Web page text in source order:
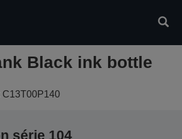
Black ink bottle
C13T00P140
série 104